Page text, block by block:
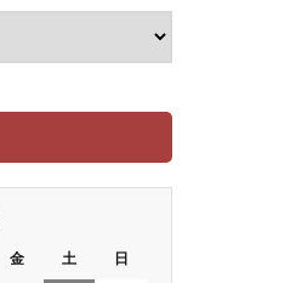
金 土 日